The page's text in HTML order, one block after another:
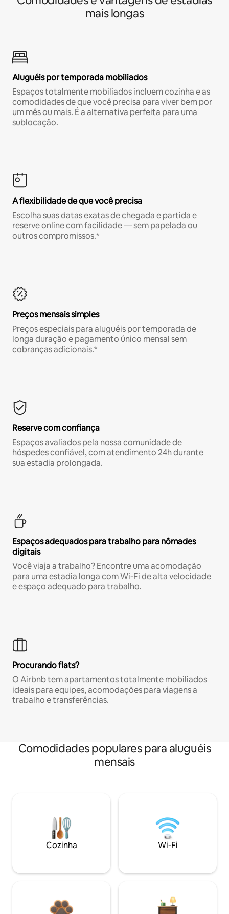
mais longas
Aluguéis por temporada mobiliados
Espaços totalmente mobiliados incluem cozinha e as
comodidades de que você precisa para viver bem por
um mês ou mais. É a alternativa perfeita para uma
sublocação.
A flexibilidade de que você precisa
Escolha suas datas exatas de chegada e partida e
reserve online com facilidade — sem papelada ou
outros compromissos.*
Preços mensais simples
Preços especiais para aluguéis por temporada de
longa duração e pagamento único mensal sem
cobranças adicionais.*
Reserve com confiança
Espaços avaliados pela nossa comunidade de
hóspedes confiável, com atendimento 24h durante
sua estadia prolongada.
Espaços adequados para trabalho para nômades
digitais
Você viaja a trabalho? Encontre uma acomodação
para uma estadia longa com Wi-Fi de alta velocidade
e espaço adequado para trabalho.
Procurando flats?
O Airbnb tem apartamentos totalmente mobiliados
ideais para equipes, acomodações para viagens a
trabalho e transferências.
Comodidades populares para aluguéis
mensais
Cozinha Wi-Fi